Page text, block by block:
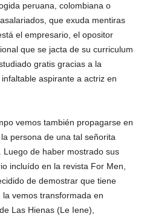
peruana, colombiana o
que exuda mentiras
el empresario, el opositor
que se jacta de su curriculum
gratis gracias a la
aspirante a actriz en
vemos también propagarse en
persona de una tal señorita
Luego de haber mostrado sus
incluído en la revista For Men,
de demostrar que tiene
la vemos transformada en
Las Hienas (Le Iene),